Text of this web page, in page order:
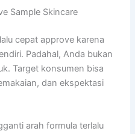
Sample Skincare
cepat approve karena
Padahal, Anda bukan
Target konsumen bisa
dan ekspektasi
arah formula terlalu